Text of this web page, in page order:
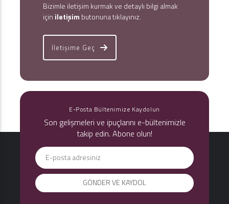
Bizimle iletişim kurmak ve detaylı bilgi almak
için iletişim butonuna tıklayınız.
İletişime Geç
E-Posta Bültenimize Kaydolun
Son gelişmeleri ve ipuçlarını e-bültenimizle
takip edin. Abone olun!